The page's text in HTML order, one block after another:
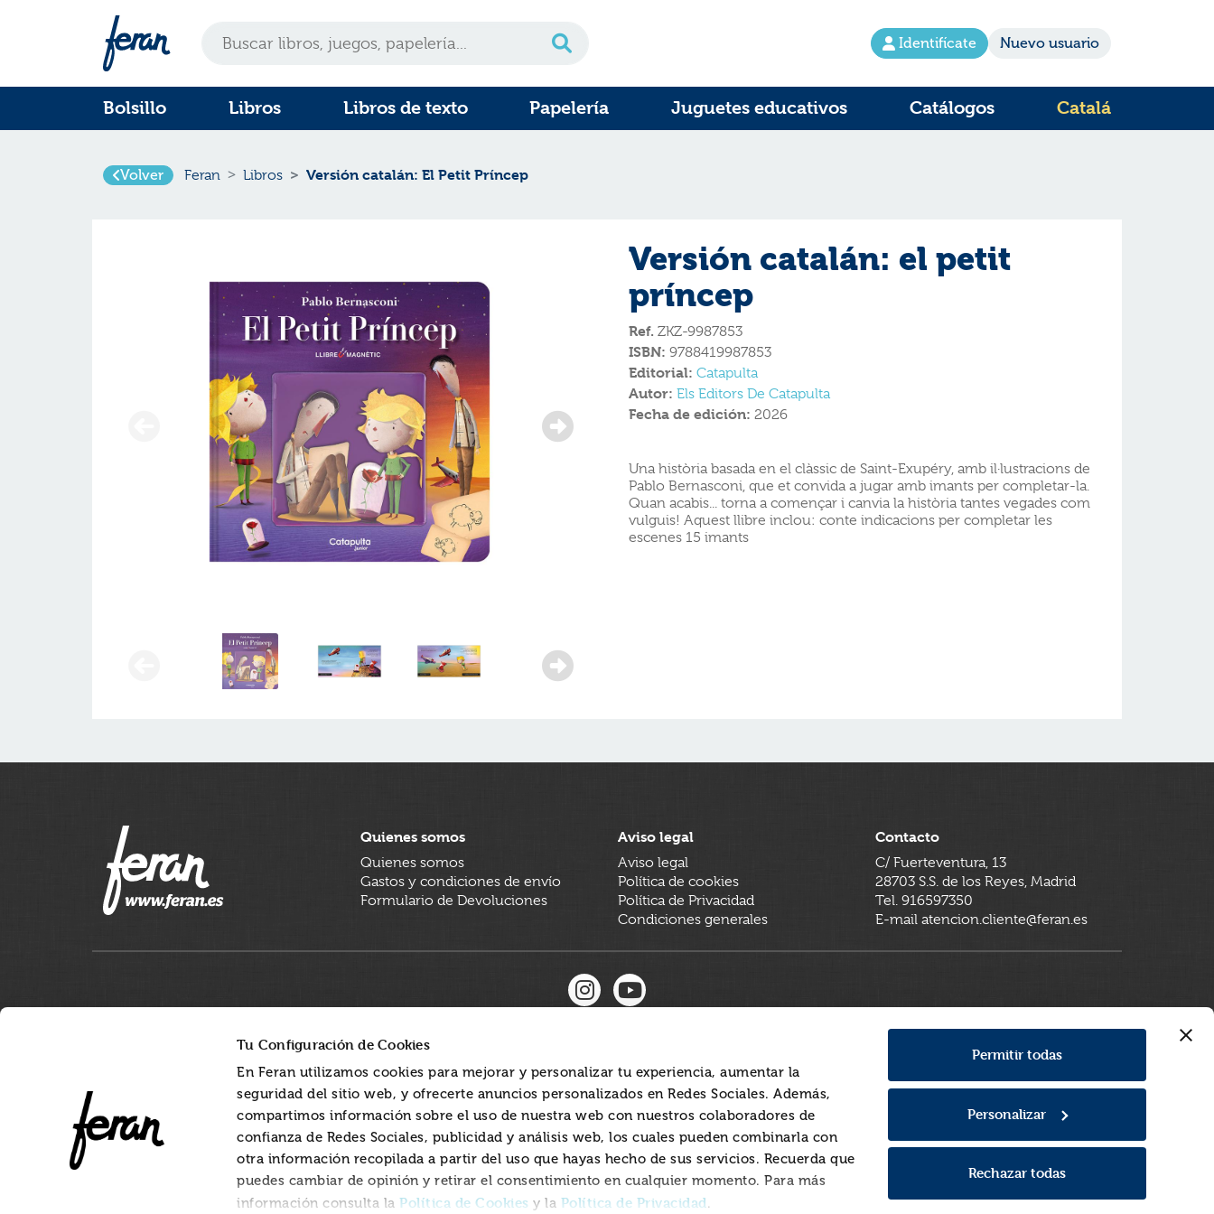
Tu Configuración de Cookies
En Feran utilizamos cookies para mejorar y personalizar tu experiencia, aumentar la
seguridad del sitio web, y ofrecerte anuncios personalizados en Redes Sociales. Además,
compartimos información sobre el uso de nuestra web con nuestros colaboradores de
confianza de Redes Sociales, publicidad y análisis web, los cuales pueden combinarla con
otra información recopilada a partir del uso que hayas hecho de sus servicios. Recuerda que
puedes cambiar de opinión y retirar el consentimiento en cualquier momento. Para más
información consulta laPolítica de Cookies y la Política de Privacidad.
Permitir todas
Personalizar
Rechazar todas
Identifícate Nuevo usuario
Bolsillo Libros Libros de texto Papelería Juguetes educativos Catálogos Catalá
Volver Feran Libros Versión catalán: El Petit Príncep
Versión catalán: el petit
príncep
Ref. ZKZ-9987853
ISBN: 9788419987853
Editorial: Catapulta
Autor: Els Editors De Catapulta
Fecha de edición: 2026
Una història basada en el clàssic de Saint-Exupéry, amb il·lustracions de
Pablo Bernasconi, que et convida a jugar amb imants per completar-la.
Quan acabis... torna a començar i canvia la història tantes vegades com
vulguis! Aquest llibre inclou: conte indicacions per completar les
escenes 15 imants
Quienes somos
Quienes somos
Gastos y condiciones de envío
Formulario de Devoluciones
Aviso legal
Aviso legal
Política de cookies
Política de Privacidad
Condiciones generales
Contacto
C/ Fuerteventura, 13
28703 S.S. de los Reyes, Madrid
Tel. 916597350
E-mail atencion.cliente@feran.es